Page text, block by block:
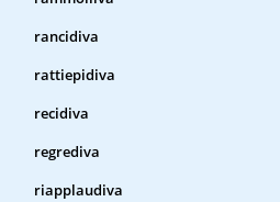
rancidiva
rattiepidiva
recidiva
regrediva
riapplaudiva